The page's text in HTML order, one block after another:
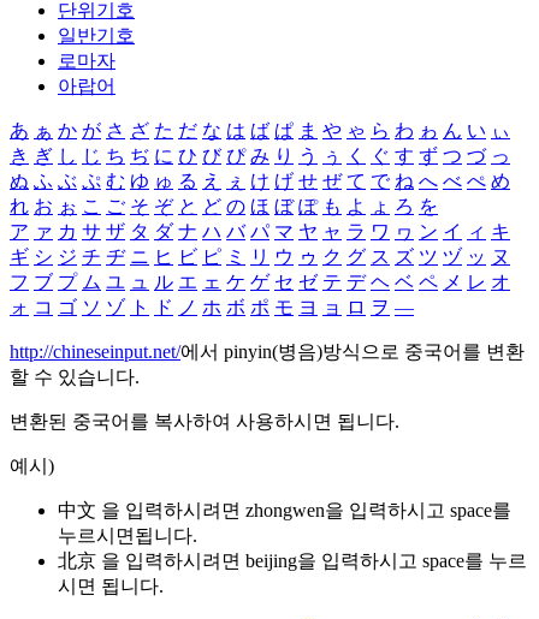
단위기호
일반기호
로마자
아랍어
あ ぁ か が さ ざ た だ な は ば ぱ ま や ゃ ら わ ゎ ん い ぃ
き ぎ し じ ち ぢ に ひ び ぴ み り う ぅ く ぐ す ず つ づ っ
ぬ ふ ぶ ぷ む ゆ ゅ る え ぇ け げ せ ぜ て で ね へ べ ぺ め
れ お ぉ こ ご そ ぞ と ど の ほ ぼ ぽ も よ ょ ろ を
ア ァ カ サ ザ タ ダ ナ ハ バ パ マ ヤ ャ ラ ワ ヮ ン イ ィ キ
ギ シ ジ チ ヂ ニ ヒ ビ ピ ミ リ ウ ゥ ク グ ス ズ ツ ヅ ッ ヌ
フ ブ プ ム ユ ュ ル エ ェ ケ ゲ セ ゼ テ デ ヘ ベ ペ メ レ オ
ォ コ ゴ ソ ゾ ト ド ノ ホ ボ ポ モ ヨ ョ ロ ヲ ―
http://chineseinput.net/에서 pinyin(병음)방식으로 중국어를 변환
할 수 있습니다.
변환된 중국어를 복사하여 사용하시면 됩니다.
예시)
中文 을 입력하시려면 zhongwen을 입력하시고 space를
누르시면됩니다.
北京 을 입력하시려면 beijing을 입력하시고 space를 누르
시면 됩니다.